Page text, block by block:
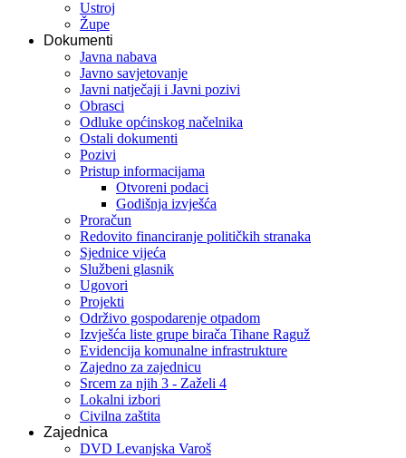
Ustroj
Župe
Dokumenti
Javna nabava
Javno savjetovanje
Javni natječaji i Javni pozivi
Obrasci
Odluke općinskog načelnika
Ostali dokumenti
Pozivi
Pristup informacijama
Otvoreni podaci
Godišnja izvješća
Proračun
Redovito financiranje političkih stranaka
Sjednice vijeća
Službeni glasnik
Ugovori
Projekti
Održivo gospodarenje otpadom
Izvješća liste grupe birača Tihane Raguž
Evidencija komunalne infrastrukture
Zajedno za zajednicu
Srcem za njih 3 - Zaželi 4
Lokalni izbori
Civilna zaštita
Zajednica
DVD Levanjska Varoš